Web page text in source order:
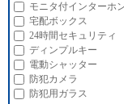
モニタ付インターホ
宅配ボックス
24時間セキュリティ
ディンプルキー
電動シャッター
防犯カメラ
防犯用ガラス